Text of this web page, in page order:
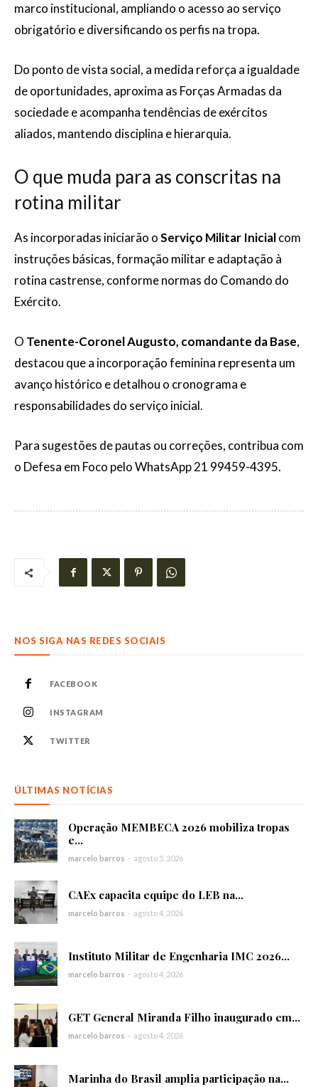
marco institucional, ampliando o acesso ao serviço
obrigatório e diversificando os perfis na tropa.
Do ponto de vista social, a medida reforça a igualdade
de oportunidades, aproxima as Forças Armadas da
sociedade e acompanha tendências de exércitos
aliados, mantendo disciplina e hierarquia.
O que muda para as conscritas na
rotina militar
As incorporadas iniciarão oServiço Militar Inicialcom
instruções básicas, formação militar e adaptação à
rotina castrense, conforme normas do Comando do
Exército.
O Tenente-Coronel Augusto, comandante da Base,
destacou que a incorporação feminina representa um
avanço histórico e detalhou o cronograma e
responsabilidades do serviço inicial.
Para sugestões de pautas ou correções, contribua com
o Defesa em Foco pelo WhatsApp 21 99459-4395.
NOS SIGA NAS REDES SOCIAIS
FACEBOOK
INSTAGRAM
TWITTER
ÚLTIMAS NOTÍCIAS
Operação MEMBECA 2026 mobiliza tropas
e...
marcelo barros - agosto 5, 2026
CAEx capacita equipe do LEB na...
marcelo barros - agosto 4, 2026
Instituto Militar de Engenharia IMC 2026...
marcelo barros - agosto 4, 2026
GET General Miranda Filho inaugurado em...
marcelo barros - agosto 4, 2026
Marinha do Brasil amplia participação na...